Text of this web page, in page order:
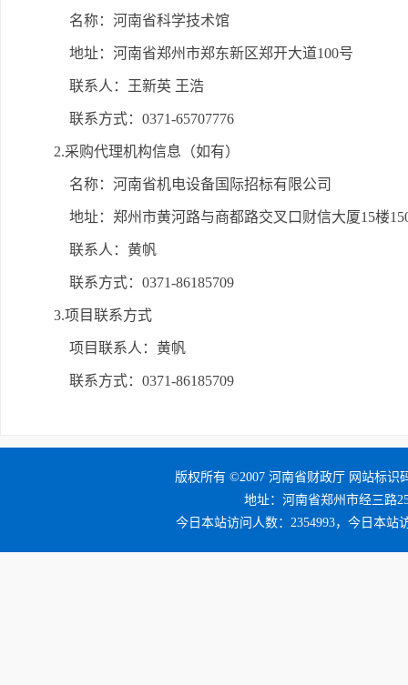
名称：河南省科学技术馆
地址：河南省郑州市郑东新区郑开大道100号
联系人：王新英 王浩
联系方式：0371-65707776
2.采购代理机构信息（如有）
名称：河南省机电设备国际招标有限公司
地址：郑州市黄河路与商都路交叉口财信大厦15楼
联系人：黄帆
联系方式：0371-86185709
3.项目联系方式
项目联系人：黄帆
联系方式：0371-86185709
版权所有 ©2007 河南省财政厅 网站标识
地址：河南省郑州市经三路
今日本站访问人数：2354993，今日本站